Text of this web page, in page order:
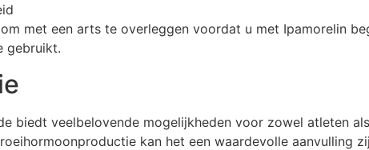
met een arts te overleggen voordat u met Ipamorelin
gebruikt.
biedt veelbelovende mogelijkheden voor zowel atleten
kan het een waardevolle aanvulling